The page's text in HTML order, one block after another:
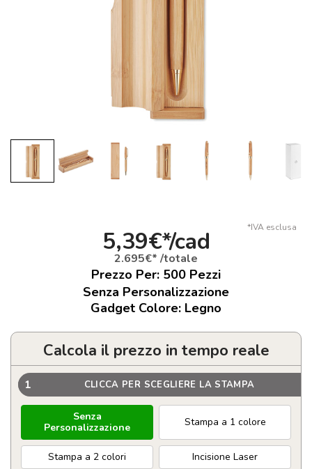
*IVA esclusa
5,39€*/cad
2.695€* /totale
Prezzo Per: 500 Pezzi
Senza Personalizzazione
Gadget Colore: Legno
Calcola il prezzo in tempo reale
1 CLICCA PER SCEGLIERE LA STAMPA
Senza
Personalizzazione
Stampa a 1 colore
Stampa a 2 colori Incisione Laser